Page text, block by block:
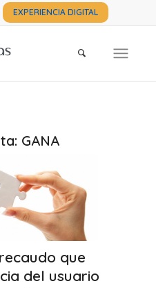
EXPERIENCIA DIGITAL
GANA
que
del usuario